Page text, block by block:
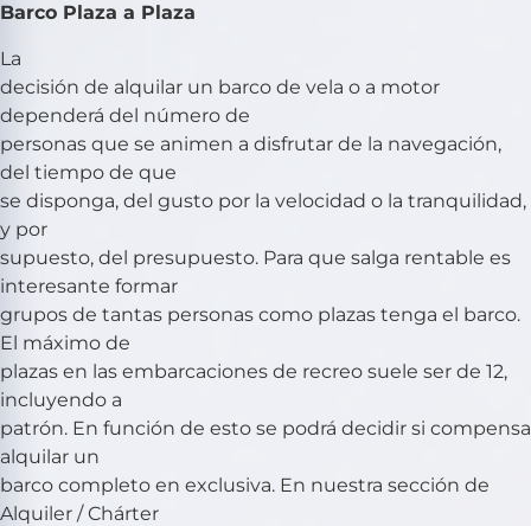
Barco Plaza a Plaza
La
decisión de alquilar un barco de vela o a motor
dependerá del número de
personas que se animen a disfrutar de la navegación,
del tiempo de que
se disponga, del gusto por la velocidad o la tranquilidad,
y por
supuesto, del presupuesto. Para que salga rentable es
interesante formar
grupos de tantas personas como plazas tenga el barco.
El máximo de
plazas en las embarcaciones de recreo suele ser de 12,
incluyendo a
patrón. En función de esto se podrá decidir si compensa
alquilar un
barco completo en exclusiva. En nuestra sección de
Alquiler / Chárter